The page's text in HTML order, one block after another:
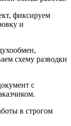
фиксируем
и
схему разводки
с
в строгом